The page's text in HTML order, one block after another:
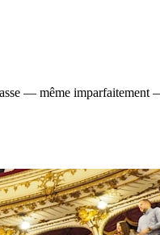
— même imparfaitement